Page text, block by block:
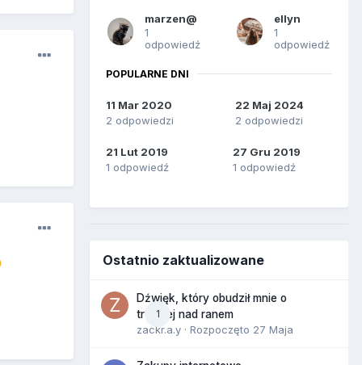
marzen@
1
odpowiedź
ellyn
1
odpowiedź
POPULARNE DNI
11 Mar 2020
2 odpowiedzi
22 Maj 2024
2 odpowiedzi
21 Lut 2019
1 odpowiedź
27 Gru 2019
1 odpowiedź
Ostatnio zaktualizowane
1
Dźwięk, który obudził mnie o
trzeciej nad ranem
zackr.a.y · Rozpoczęto 27 Maja